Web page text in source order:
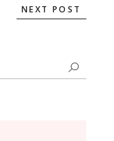
NEXT POST